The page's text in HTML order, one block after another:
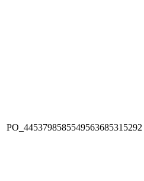
PO_4453798585549563685315292